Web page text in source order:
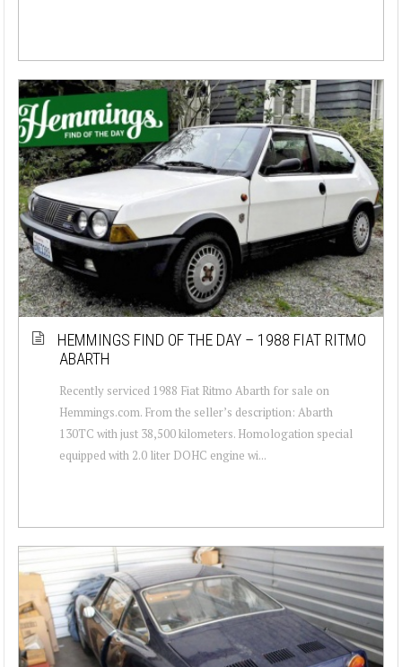
HEMMINGS FIND OF THE DAY – 1988 FIAT RITMO
ABARTH
Recently serviced 1988 Fiat Ritmo Abarth for sale on
Hemmings.com. From the seller’s description: Abarth
130TC with just 38,500 kilometers. Homologation special
equipped with 2.0 liter DOHC engine wi...